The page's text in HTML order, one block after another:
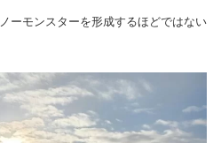
ーモンスターを形成するほどではない